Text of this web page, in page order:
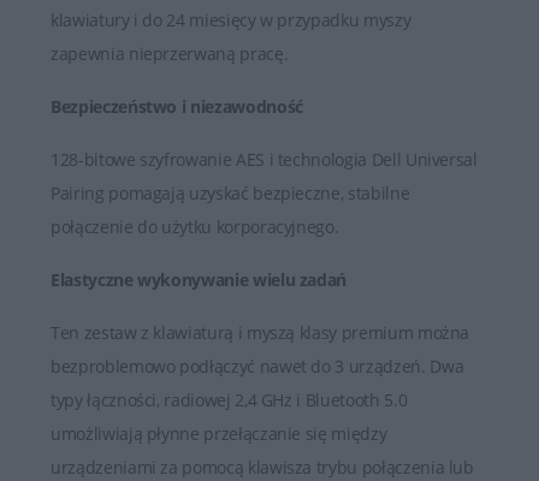
klawiatury i do 24 miesięcy w przypadku myszy
zapewnia nieprzerwaną pracę.
Bezpieczeństwo i niezawodność
128-bitowe szyfrowanie AES i technologia Dell Universal
Pairing pomagają uzyskać bezpieczne, stabilne
połączenie do użytku korporacyjnego.
Elastyczne wykonywanie wielu zadań
Ten zestaw z klawiaturą i myszą klasy premium można
bezproblemowo podłączyć nawet do 3 urządzeń. Dwa
typy łączności, radiowej 2,4 GHz i Bluetooth 5.0
umożliwiają płynne przełączanie się między
urządzeniami za pomocą klawisza trybu połączenia lub